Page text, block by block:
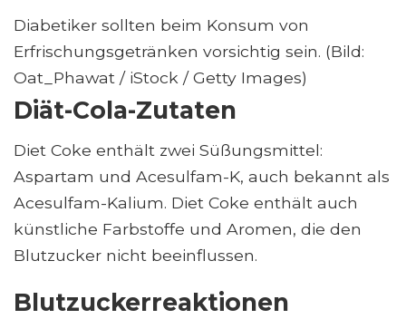
Diabetiker sollten beim Konsum von
Erfrischungsgetränken vorsichtig sein. (Bild:
Oat_Phawat / iStock / Getty Images)
Diät-Cola-Zutaten
Diet Coke enthält zwei Süßungsmittel:
Aspartam und Acesulfam-K, auch bekannt als
Acesulfam-Kalium. Diet Coke enthält auch
künstliche Farbstoffe und Aromen, die den
Blutzucker nicht beeinflussen.
Blutzuckerreaktionen